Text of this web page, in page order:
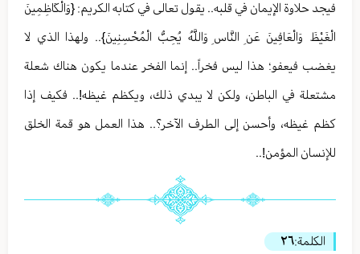
فيجد حلاوة الإيمان في قلبه.. يقول تعالى في كتابه الكريم: {وَالْكَاظِمِينَ
الْغَيْظَ وَالْعَافِينَ عَنِ النَّاسِ وَاللَّهُ يُحِبُّ الْمُحْسِنِينَ}.. ولهذا الذي لا
يغضب فيعفو؛ هذا ليس فخراً.. إنما الفخر عندما يكون هناك شعلة
مشتعلة في الباطن، ولكن لا يبدي ذلك، ويكظم غيظه!.. فكيف إذا
كظم غيظه، وأحسن إلى الطرف الآخر؟.. هذا العمل هو قمة الخلق
للإنسان المؤمن!..
الكلمة:٢٦